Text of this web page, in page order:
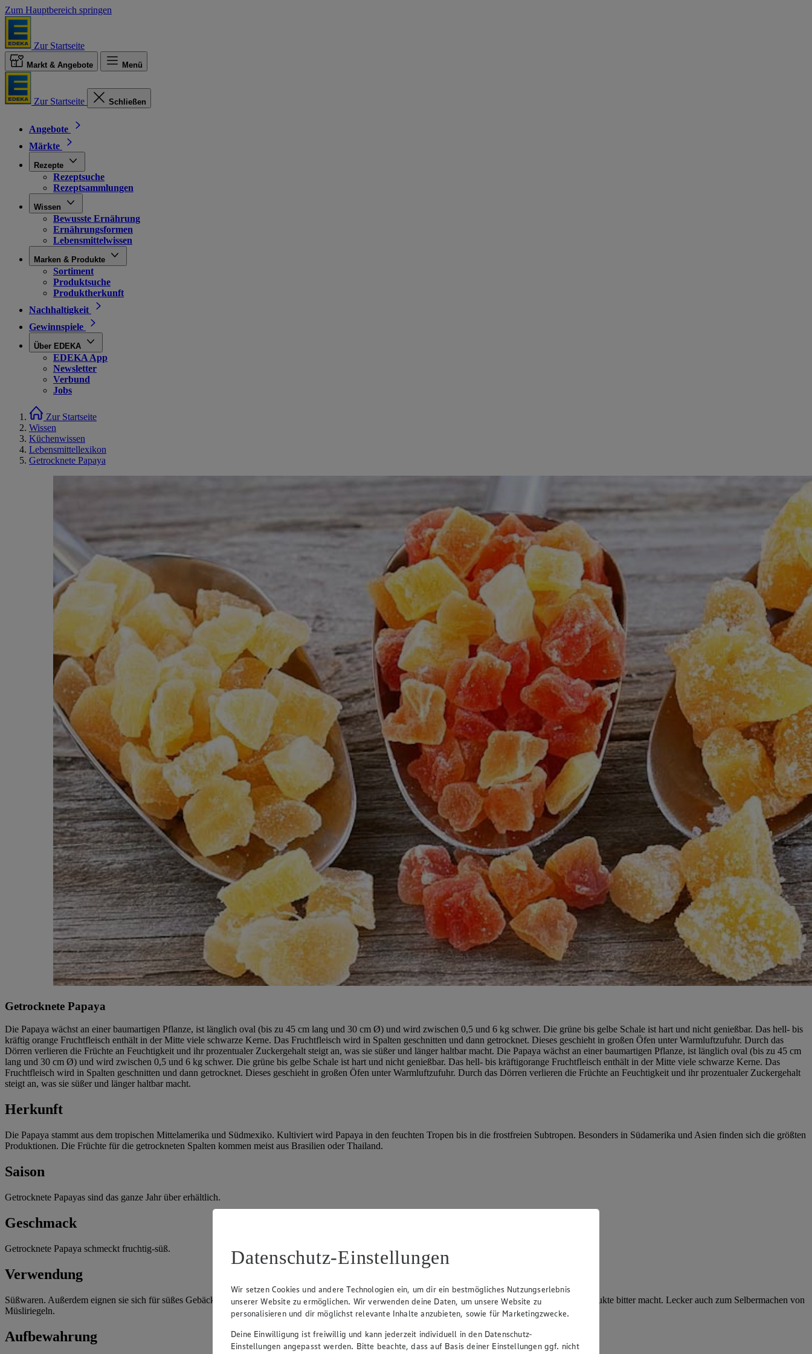
Zum Hauptbereich springen
Zur Startseite
Markt & Angebote Menü
Zur Startseite Schließen
Angebote
Märkte
Rezepte
Rezeptsuche
Rezeptsammlungen
Wissen
Bewusste Ernährung
Ernährungsformen
Lebensmittelwissen
Marken & Produkte
Sortiment
Produktsuche
Produktherkunft
Nachhaltigkeit
Gewinnspiele
Über EDEKA
EDEKA App
Newsletter
Verbund
Jobs
Zur Startseite
Wissen
Küchenwissen
Lebensmittellexikon
Getrocknete Papaya
Getrocknete Papaya
Die Papaya wächst an einer baumartigen Pflanze, ist länglich oval (bis zu 45 cm lang und 30 cm Ø) und wird zwischen 0,5 und 6 kg schwer. Die grüne bis gelbe Schale ist hart und nicht genießbar. Das hell- bis
kräftig orange Fruchtfleisch enthält in der Mitte viele schwarze Kerne. Das Fruchtfleisch wird in Spalten geschnitten und dann getrocknet. Dieses geschieht in großen Öfen unter Warmluftzufuhr. Durch das
Dörren verlieren die Früchte an Feuchtigkeit und ihr prozentualer Zuckergehalt steigt an, was sie süßer und länger haltbar macht. Die Papaya wächst an einer baumartigen Pflanze, ist länglich oval (bis zu 45 cm
lang und 30 cm Ø) und wird zwischen 0,5 und 6 kg schwer. Die grüne bis gelbe Schale ist hart und nicht genießbar. Das hell- bis kräftigorange Fruchtfleisch enthält in der Mitte viele schwarze Kerne. Das
Fruchtfleisch wird in Spalten geschnitten und dann getrocknet. Dieses geschieht in großen Öfen unter Warmluftzufuhr. Durch das Dörren verlieren die Früchte an Feuchtigkeit und ihr prozentualer Zuckergehalt
steigt an, was sie süßer und länger haltbar macht.
Herkunft
Die Papaya stammt aus dem tropischen Mittelamerika und Südmexiko. Kultiviert wird Papaya in den feuchten Tropen bis in die frostfreien Subtropen. Besonders in Südamerika und Asien finden sich die größten
Produktionen. Die Früchte für die getrockneten Spalten kommen meist aus Brasilien oder Thailand.
Saison
Getrocknete Papayas sind das ganze Jahr über erhältlich.
Geschmack
Getrocknete Papaya schmeckt fruchtig-süß.
Verwendung
Süßwaren. Außerdem eignen sie sich für süßes Gebäck und im Müsli sind sie ein prima Ersatz für frische Papaya, die wegen des Enzyms Papain Milchprodukte bitter macht. Lecker auch zum Selbermachen von
Müsliriegeln.
Aufbewahrung
Datenschutz-Einstellungen
Wir setzen Cookies und andere Technologien ein, um dir ein bestmögliches Nutzungserlebnis
unserer Website zu ermöglichen. Wir verwenden deine Daten, um unsere Website zu
personalisieren und dir möglichst relevante Inhalte anzubieten, sowie für Marketingzwecke.
Deine Einwilligung ist freiwillig und kann jederzeit individuell in den Datenschutz-
Einstellungen angepasst werden. Bitte beachte, dass auf Basis deiner Einstellungen ggf. nicht